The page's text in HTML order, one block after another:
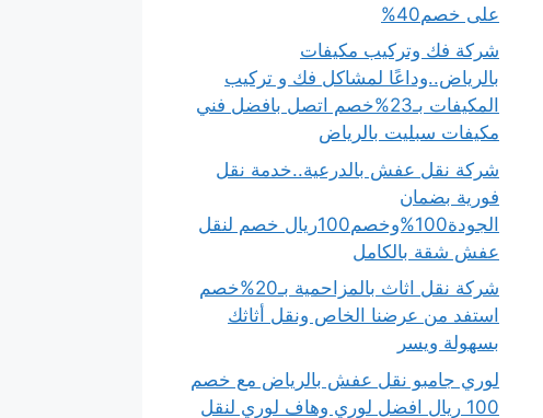
على خصم40%
شركة فك وتركيب مكيفات
بالرياض..وداعًا لمشاكل فك و تركيب
المكيفات بـ23%خصم اتصل بافضل فني
مكيفات سبليت بالرياض
شركة نقل عفش بالدرعية..خدمة نقل
فورية بضمان
الجودة100%وخصم100ريال خصم لنقل
عفش شقة بالكامل
شركة نقل اثاث بالمزاحمية بـ20%خصم
استفد من عرضنا الخاص ونقل أثاثك
بسهولة ويسر
لوري جامبو نقل عفش بالرياض مع خصم
100 ريال افضل لوري وهاف لوري لنقل